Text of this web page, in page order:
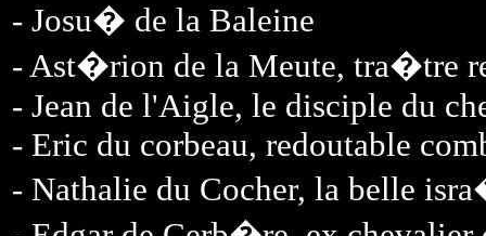
- Josu� de la Baleine
- Ast�rion de la Meute, tra�tre
- Jean de l'Aigle, le disciple du
- Eric du corbeau, redoutable
- Nathalie du Cocher, la belle